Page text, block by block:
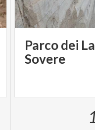
Parco dei
Sovere